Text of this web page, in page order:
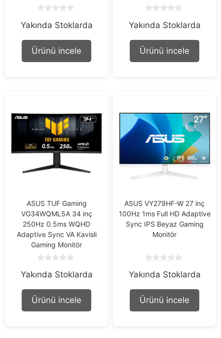
o
t
f
Yakında Stoklarda
Ürünü incele
o
t
f
Yakında Stoklarda
Ürünü incele
ASUS TUF Gaming
VG34WQML5A 34 inç
250Hz 0.5ms WQHD
Adaptive Sync VA Kavisli
Gaming Monitör
o
t
f
Yakında Stoklarda
Ürünü incele
ASUS VY279HF-W 27 inç
100Hz 1ms Full HD Adaptive
Sync IPS Beyaz Gaming
Monitör
o
t
f
Yakında Stoklarda
Ürünü incele